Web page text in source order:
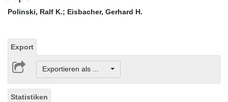
Polinski, Ralf K.; Eisbacher, Gerhard H.
Export
Exportieren als ...
Statistiken